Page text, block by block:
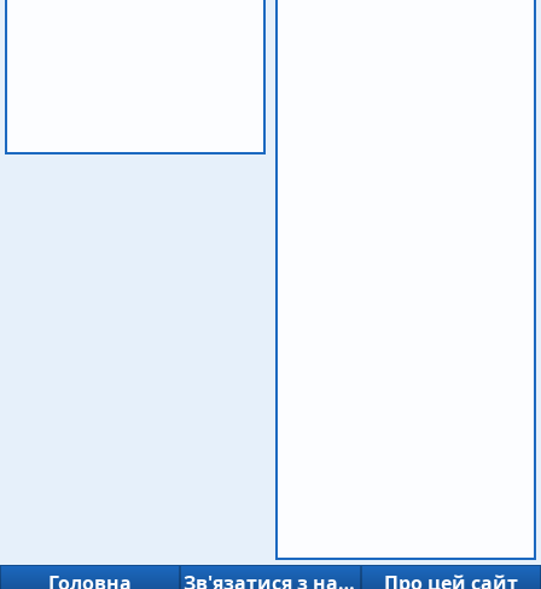
Головна Зв'язатися з нами Про цей сайт